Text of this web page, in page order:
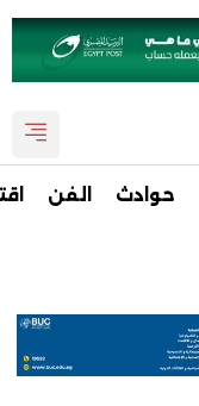
حوادث الفن